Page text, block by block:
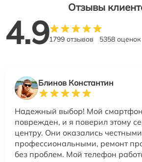
Отзывы
4.91799 отзывов 5358 оценок
Блинов Константин
Надежный выбор! Мой
поврежден, и я поверил этому
центру. Они оказались
профессиональными, ремонт
без проблем. Мой телефон